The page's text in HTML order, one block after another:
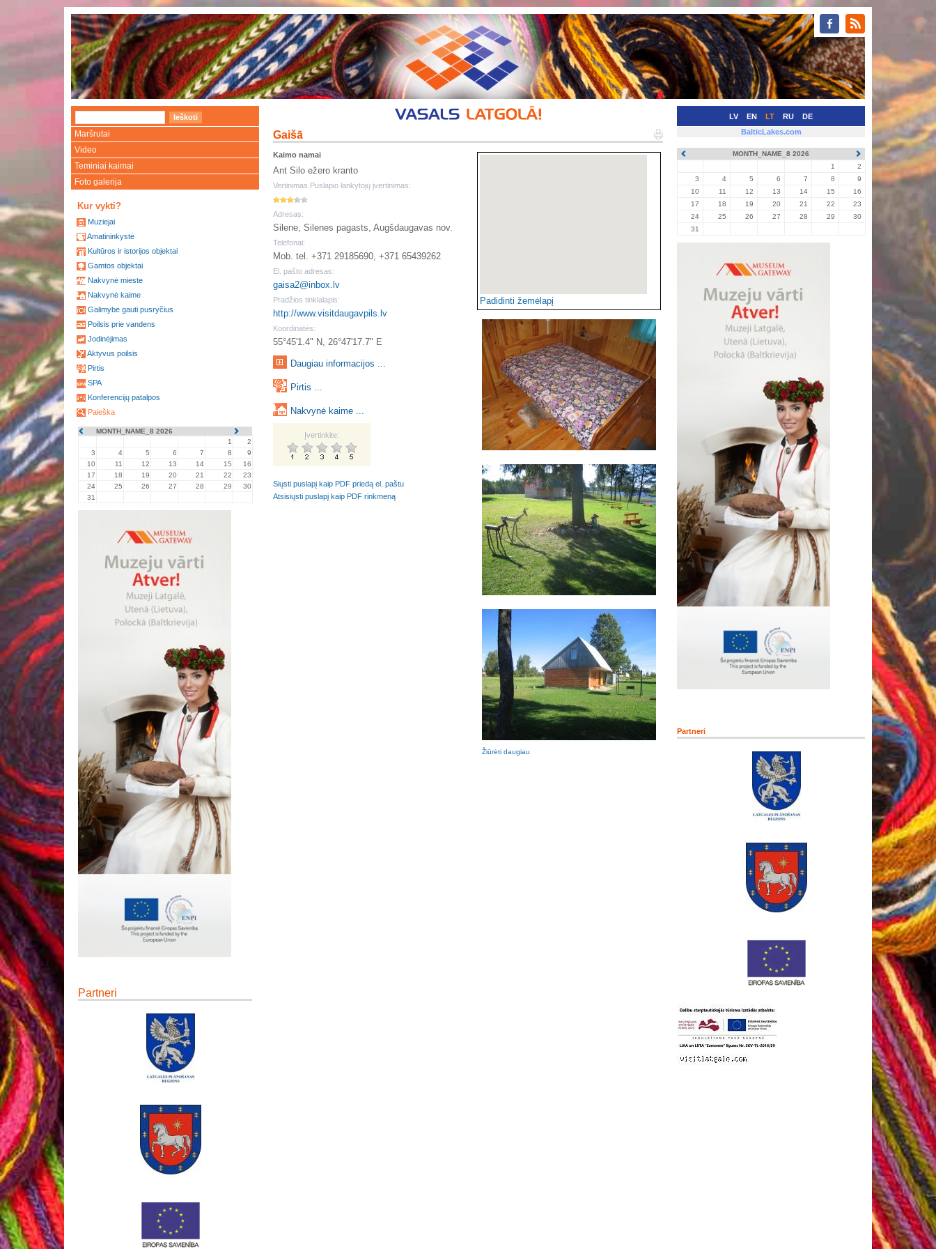
LV EN LT RU DE
Maršrutai
Video
Teminiai kaimai
Foto galerija
Kur vykti?
Muziejai
Amatininkystė
Kultūros ir istorijos objektai
Gamtos objektai
Nakvynė mieste
Nakvynė kaime
Galimybė gauti pusryčius
Poilsis prie vandens
Jodinėjimas
Aktyvus poilsis
Pirtis
SPA
Konferencijų patalpos
Paieška
MONTH_NAME_8 2026
1
2
3
4 5 6 7 8
9
10
11 12 13 14 15
16
17
18 19 20 21 22
23
24
25 26 27 28 29
30
31
Partneri
Gaišā
Kaimo namai
Ant Silo ežero kranto
Vertinimas.Puslapio lankytojų įvertinimas:
Adresas:
Silene, Silenes pagasts, Augšdaugavas nov.
Telefonai:
Mob. tel. +371 29185690, +371 65439262
El. pašto adresas:
gaisa2@inbox.lv
Pradžios tinklalapis:
http://www.visitdaugavpils.lv
Koordinatės:
55°45'1.4" N, 26°47'17.7" E
Daugiau informacijos ...
Pirtis ...
Nakvynė kaime ...
Įvertinkite:
Siųsti puslapį kaip PDF priedą el. paštu
Atsisiųsti puslapį kaip PDF rinkmeną
Padidinti žemėlapį
Žiūrėti daugiau
BalticLakes.com
MONTH_NAME_8 2026
1
2
3
4 5 6 7 8
9
10
11 12 13 14 15
16
17
18 19 20 21 22
23
24
25 26 27 28 29
30
31
Partneri